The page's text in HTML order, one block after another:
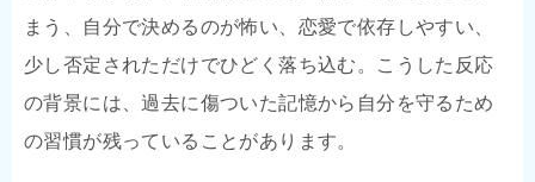
まう、自分で決めるのが怖い、恋愛で依存しやすい、
少し否定されただけでひどく落ち込む。こうした反応
の背景には、過去に傷ついた記憶から自分を守るため
の習慣が残っていることがあります。